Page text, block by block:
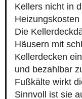
Kellers nicht in
Die
Häusern mit
Kellerdecken
und bezahlbar
Fußkälte wirkt
Sinnvoll ist sie